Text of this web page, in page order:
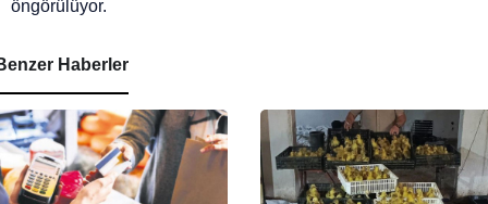
öngörülüyor.
Haberler